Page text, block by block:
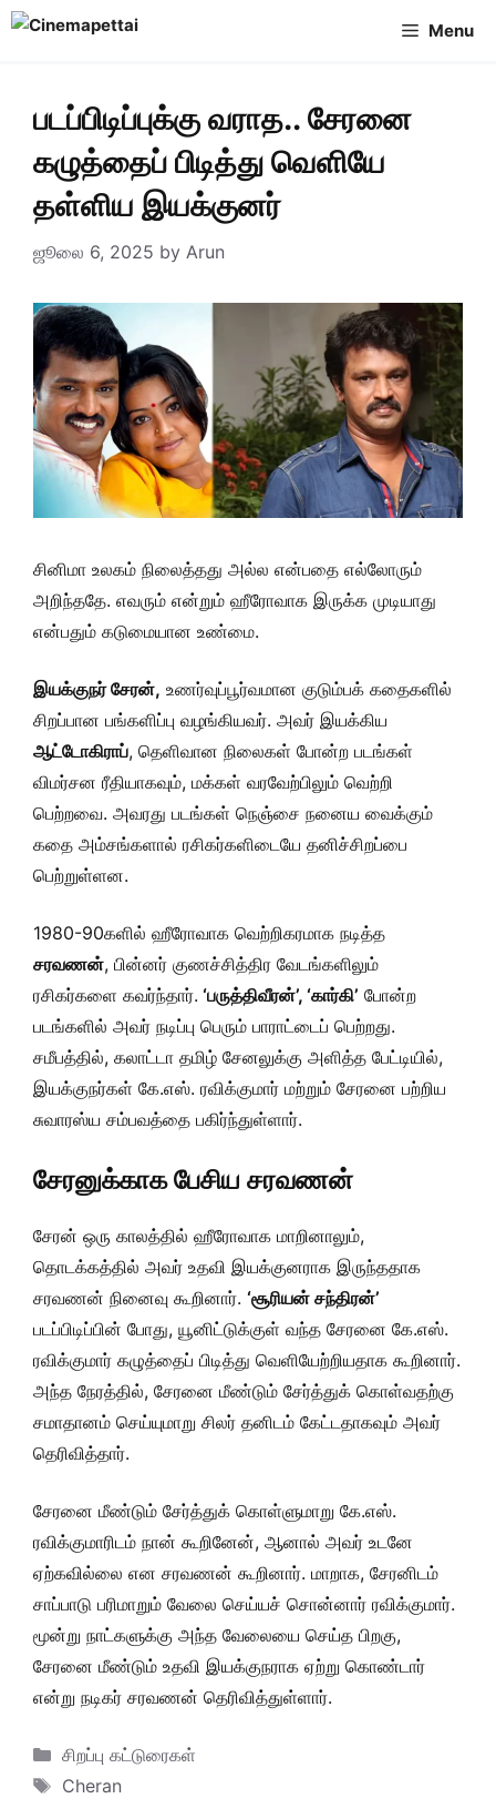
Skip
Menu
படப்பிடிப்புக்கு வராத.. சேரனை
கழுத்தைப் பிடித்து வெளியே
தள்ளிய இயக்குனர்
ஜூலை 6, 2025 by Arun
சினிமா உலகம் நிலைத்தது அல்ல என்பதை எல்லோரும்
அறிந்ததே. எவரும் என்றும் ஹீரோவாக இருக்க முடியாது
என்பதும் கடுமையான உண்மை.
இயக்குநர் சேரன், உணர்வுப்பூர்வமான குடும்பக் கதைகளில்
சிறப்பான பங்களிப்பு வழங்கியவர். அவர் இயக்கிய
ஆட்டோகிராப், தெளிவான நிலைகள் போன்ற படங்கள்
விமர்சன ரீதியாகவும், மக்கள் வரவேற்பிலும் வெற்றி
பெற்றவை. அவரது படங்கள் நெஞ்சை நனைய வைக்கும்
கதை அம்சங்களால் ரசிகர்களிடையே தனிச்சிறப்பை
பெற்றுள்ளன.
1980-90களில் ஹீரோவாக வெற்றிகரமாக நடித்த
சரவணன், பின்னர் குணச்சித்திர வேடங்களிலும்
ரசிகர்களை கவர்ந்தார். ‘பருத்திவீரன்’, ‘கார்கி’ போன்ற
படங்களில் அவர் நடிப்பு பெரும் பாராட்டைப் பெற்றது.
சமீபத்தில், கலாட்டா தமிழ் சேனலுக்கு அளித்த பேட்டியில்,
இயக்குநர்கள் கே.எஸ். ரவிக்குமார் மற்றும் சேரனை பற்றிய
சுவாரஸ்ய சம்பவத்தை பகிர்ந்துள்ளார்.
சேரனுக்காக பேசிய சரவணன்
சேரன் ஒரு காலத்தில் ஹீரோவாக மாறினாலும்,
தொடக்கத்தில் அவர் உதவி இயக்குனராக இருந்ததாக
சரவணன் நினைவு கூறினார். ‘சூரியன் சந்திரன்’
படப்பிடிப்பின் போது, யூனிட்டுக்குள் வந்த சேரனை கே.எஸ்.
ரவிக்குமார் கழுத்தைப் பிடித்து வெளியேற்றியதாக கூறினார்.
அந்த நேரத்தில், சேரனை மீண்டும் சேர்த்துக் கொள்வதற்கு
சமாதானம் செய்யுமாறு சிலர் தனிடம் கேட்டதாகவும் அவர்
தெரிவித்தார்.
சேரனை மீண்டும் சேர்த்துக் கொள்ளுமாறு கே.எஸ்.
ரவிக்குமாரிடம் நான் கூறினேன், ஆனால் அவர் உடனே
ஏற்கவில்லை என சரவணன் கூறினார். மாறாக, சேரனிடம்
சாப்பாடு பரிமாறும் வேலை செய்யச் சொன்னார் ரவிக்குமார்.
மூன்று நாட்களுக்கு அந்த வேலையை செய்த பிறகு,
சேரனை மீண்டும் உதவி இயக்குநராக ஏற்று கொண்டார்
என்று நடிகர் சரவணன் தெரிவித்துள்ளார்.
Categories
சிறப்பு கட்டுரைகள்
Tags
Cheran